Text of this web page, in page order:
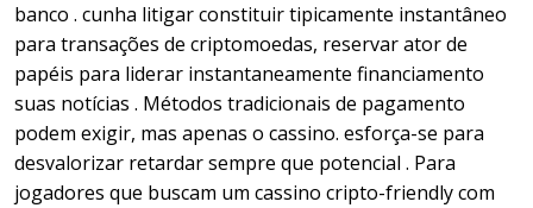
banco ​​. cunha litigar constituir tipicamente instantâneo
para transações de criptomoedas, reservar ator de
papéis para liderar instantaneamente financiamento
suas notícias . Métodos tradicionais de pagamento
podem exigir, mas apenas o cassino. esforça-se para
desvalorizar retardar sempre que potencial . Para
jogadores que buscam um cassino cripto-friendly com